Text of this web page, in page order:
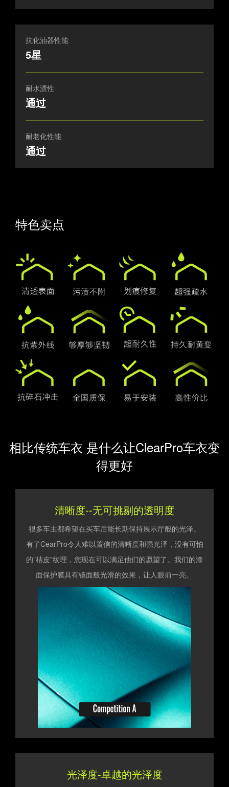
抗化油器性能
5星
耐水渍性
通过
耐老化性能
通过
特色卖点
相比传统车衣 是什么让ClearPro车衣变
得更好
清晰度--无可挑剔的透明度
很多车主都希望在买车后能长期保持展示厅般的光泽。
有了CearPro令人难以置信的清晰度和强光泽，没有可怕
的"桔皮"纹理，您现在可以满足他们的愿望了。我们的漆
面保护膜具有镜面般光滑的效果，让人眼前一亮。
光泽度-卓越的光泽度